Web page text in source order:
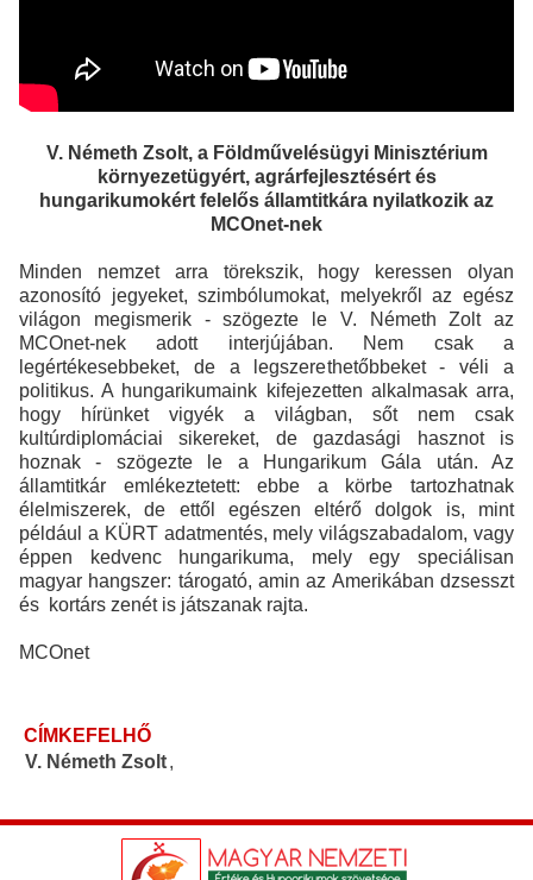
V. Németh Zsolt, a Földművelésügyi Minisztérium
környezetügyért, agrárfejlesztésért és
hungarikumokért felelős államtitkára nyilatkozik az
MCOnet-nek
Minden nemzet arra törekszik, hogy keressen olyan
azonosító jegyeket, szimbólumokat, melyekről az egész
világon megismerik - szögezte le V. Németh Zolt az
MCOnet-nek adott interjújában. Nem csak a
legértékesebbeket, de a legszerethetőbbeket - véli a
politikus. A hungarikumaink kifejezetten alkalmasak arra,
hogy hírünket vigyék a világban, sőt nem csak
kultúrdiplomáciai sikereket, de gazdasági hasznot is
hoznak - szögezte le a Hungarikum Gála után. Az
államtitkár emlékeztetett: ebbe a körbe tartozhatnak
élelmiszerek, de ettől egészen eltérő dolgok is, mint
például a KÜRT adatmentés, mely világszabadalom, vagy
éppen kedvenc hungarikuma, mely egy speciálisan
magyar hangszer: tárogató, amin az Amerikában dzsesszt
és kortárs zenét is játszanak rajta.
MCOnet
CÍMKEFELHŐ
V. Németh Zsolt,